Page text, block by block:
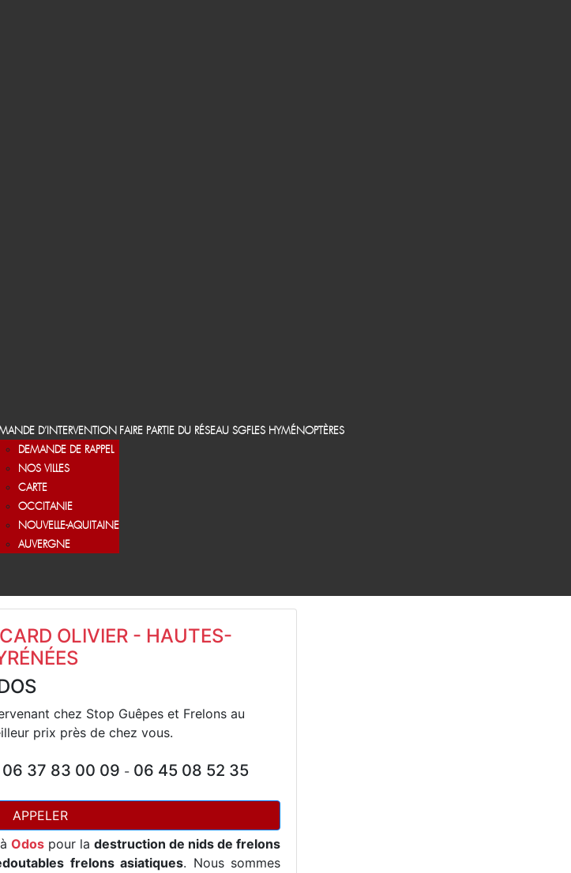
D’INTERVENTION
DEMANDE DE RAPPEL
NOS VILLES
CARTE
OCCITANIE
NOUVELLE-AQUITAINE
AUVERGNE
FAIRE PARTIE DU RÉSEAU SGFLES HYMÉNOPTÈRES
OLIVIER - HAUTES-
chez Stop Guêpes et Frelons au
prix près de chez vous.
06 37 83 00 09 - 06 45 08 52 35
APPELER
Odos pour la destruction de nids de frelons
frelons asiatiques. Nous sommes